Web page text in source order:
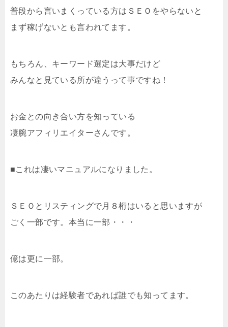
普段から言いまくっている方はＳＥＯをやらないと
まず稼げないとも言われてます。
もちろん、キーワード選定は大事だけど
みんなと見ている所が違うって事ですね！
お金との向き合い方を知っている
凄腕アフィリエイターさんです。
■これは凄いマニュアルになりました。
ＳＥＯとリスティングで月８桁はいると思いますが
ごく一部です。本当に一部・・・
億は更に一部。
このあたりは経験者であれば誰でも知ってます。